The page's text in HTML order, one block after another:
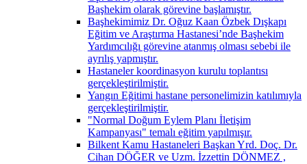
Başhekim olarak görevine başlamıştır.
Başhekimimiz Dr. Oğuz Kaan Özbek Dışkapı
Eğitim ve Araştırma Hastanesi’nde Başhekim
Yardımcılığı görevine atanmış olması sebebi ile
ayrılış yapmıştır.
Hastaneler koordinasyon kurulu toplantısı
gerçekleştirilmiştir.
Yangın Eğitimi hastane personelimizin katılımıyla
gerçekleştirilmiştir.
"Normal Doğum Eylem Planı İletişim
Kampanyası" temalı eğitim yapılmışır.
Bilkent Kamu Hastaneleri Başkan Yrd. Doç. Dr.
Cihan DÖĞER ve Uzm. İzzettin DÖNMEZ ,